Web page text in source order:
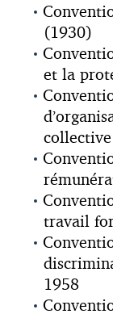
(1930)
et la
travail
1958